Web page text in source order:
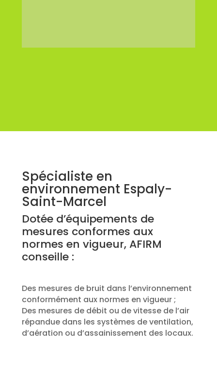
Spécialiste en
environnement Espaly-
Saint-Marcel
Dotée d’équipements de
mesures conformes aux
normes en vigueur, AFIRM
conseille :
Des mesures de bruit dans l’environnement
conformément aux normes en vigueur ;
Des mesures de débit ou de vitesse de l’air
répandue dans les systèmes de ventilation,
d’aération ou d’assainissement des locaux.